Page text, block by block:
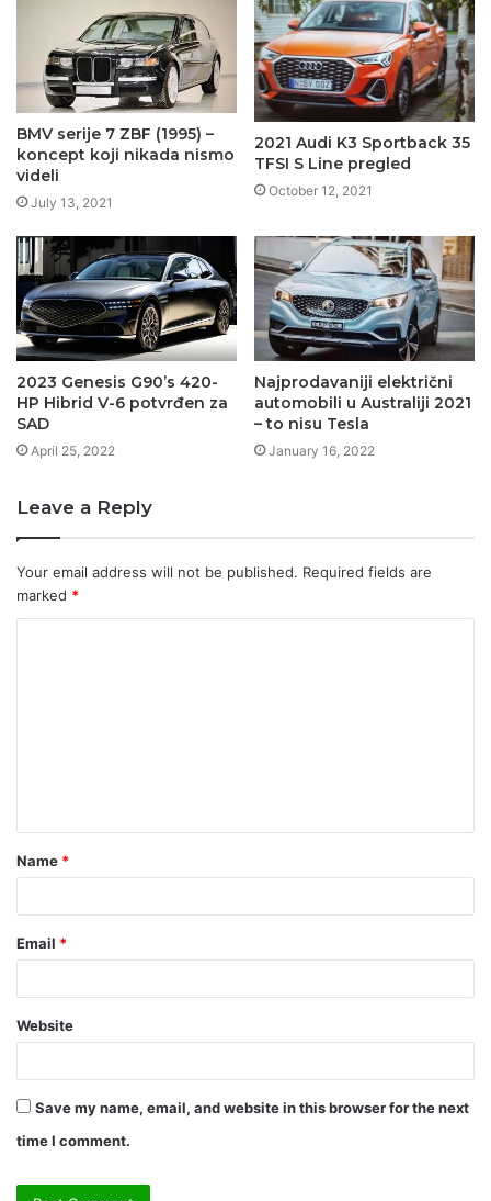
BMV serije 7 ZBF (1995) –
koncept koji nikada nismo
videli
July 13, 2021
2021 Audi K3 Sportback 35
TFSI S Line pregled
October 12, 2021
2023 Genesis G90’s 420-
HP Hibrid V-6 potvrđen za
SAD
April 25, 2022
Najprodavaniji električni
automobili u Australiji 2021
– to nisu Tesla
January 16, 2022
Leave a Reply
Your email address will not be published. Required fields are
marked *
t
*
Name *
Email *
Website
Save my name, email, and website in this browser for the next
time I comment.